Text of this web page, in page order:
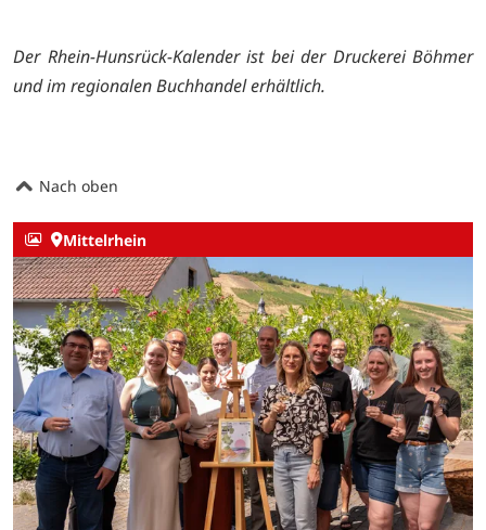
Der Rhein-Hunsrück-Kalender ist bei der Druckerei Böhmer
und im regionalen Buchhandel erhältlich.
Nach oben
Mittelrhein